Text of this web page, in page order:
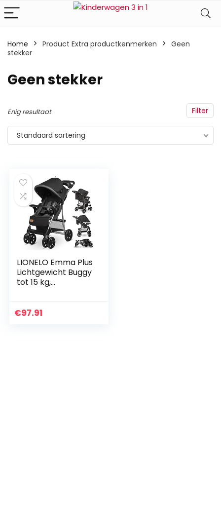
Home Product Extra productkenmerken
‎Geen
stekker
‎Geen stekker
Filter
Enig resultaat
Standaard sortering
LIONELO Emma Plus
Lichtgewicht Buggy
tot 15 kg,
ca. 3 jaar,
€97.91